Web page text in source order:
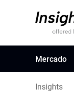
Mercado
Insights